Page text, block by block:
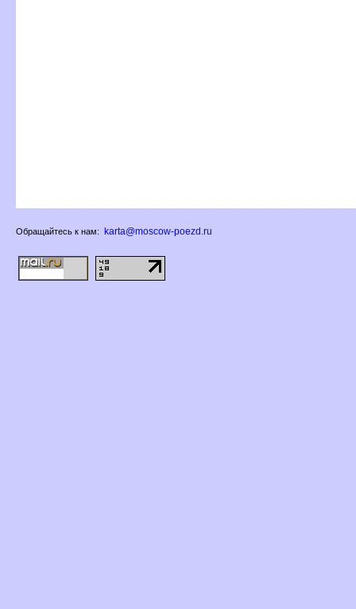
Обращайтесь к нам: karta@moscow-poezd.ru